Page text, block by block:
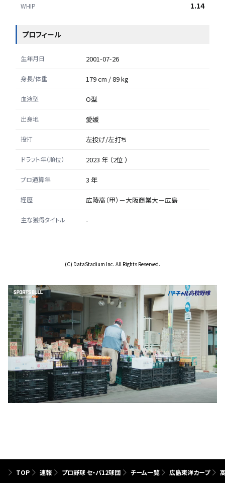
WHIP 1.14
プロフィール
生年月日 2001-07-26
身長/体重 179 cm / 89 kg
血液型 O型
出身地 愛媛
投打 左投げ/左打ち
ドラフト年（順位） 2023 年 （2位 ）
プロ通算年 3 年
経歴 広陵高（甲）－大阪商業大－広島
主な獲得タイトル -
(C) DataStadium Inc. All Rights Reserved.
TOP 速報 プロ野球 セ・パ12球団 チーム一覧 広島東洋カープ